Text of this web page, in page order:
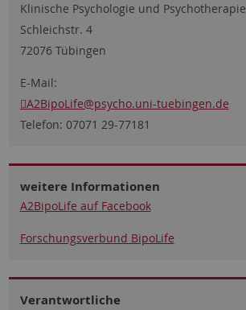
Klinische Psychologie und Psychotherapie
Schleichstr. 4
72076 Tübingen
E-Mail:
A2BipoLife@psycho.uni-tuebingen.de
Telefon: 07071 29-77181
weitere Informationen
A2BipoLife auf Facebook
Forschungsverbund BipoLife
Verantwortliche